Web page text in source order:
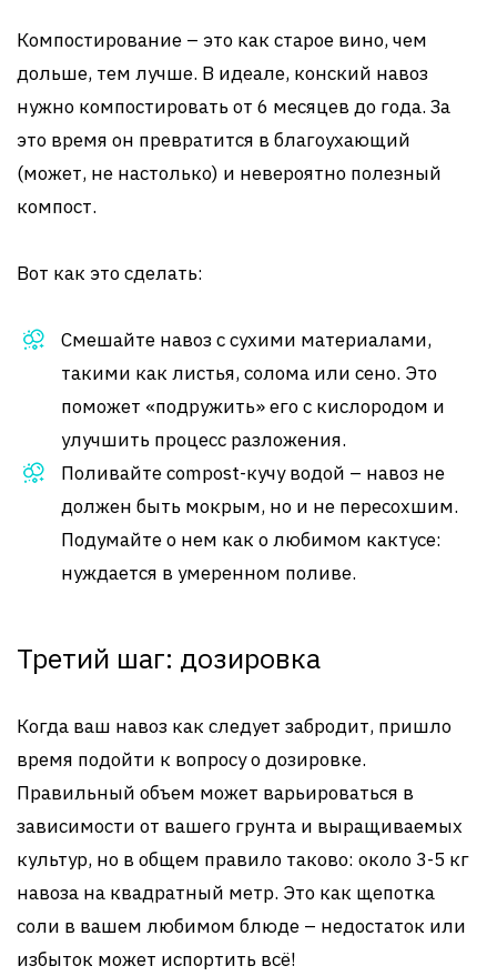
Компостирование – это как старое вино, чем
дольше, тем лучше. В идеале, конский навоз
нужно компостировать от 6 месяцев до года. За
это время он превратится в благоухающий
(может, не настолько) и невероятно полезный
компост.
Вот как это сделать:
Смешайте навоз с сухими материалами,
такими как листья, солома или сено. Это
поможет «подружить» его с кислородом и
улучшить процесс разложения.
Поливайте compost-кучу водой – навоз не
должен быть мокрым, но и не пересохшим.
Подумайте о нем как о любимом кактусе:
нуждается в умеренном поливе.
Третий шаг: дозировка
Когда ваш навоз как следует забродит, пришло
время подойти к вопросу о дозировке.
Правильный объем может варьироваться в
зависимости от вашего грунта и выращиваемых
культур, но в общем правило таково: около 3-5 кг
навоза на квадратный метр. Это как щепотка
соли в вашем любимом блюде – недостаток или
избыток может испортить всё!